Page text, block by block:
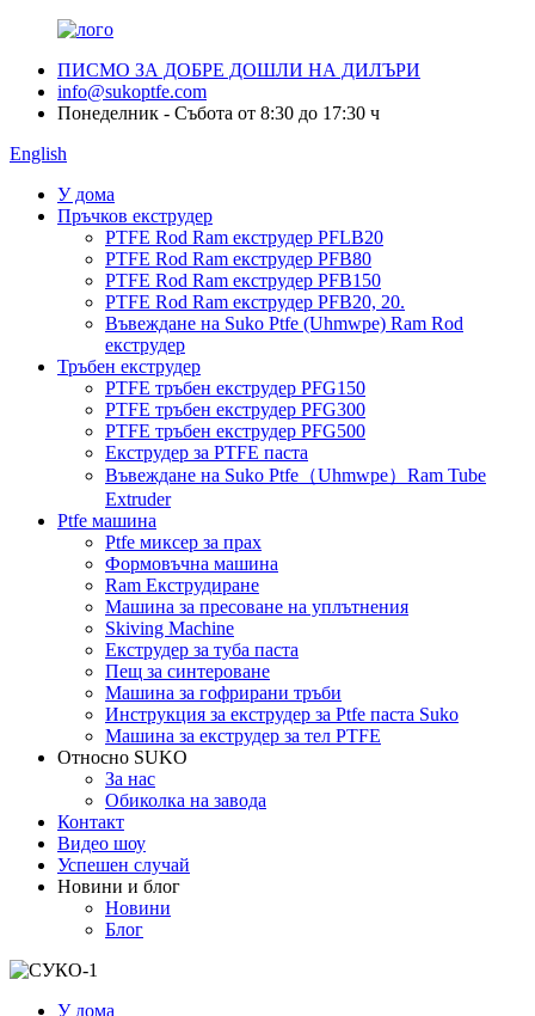
ПИСМО ЗА ДОБРЕ ДОШЛИ НА ДИЛЪРИ
info@sukoptfe.com
Понеделник - Събота от 8:30 до 17:30 ч
English
У дома
Пръчков екструдер
PTFE Rod Ram екструдер PFLB20
PTFE Rod Ram екструдер PFB80
PTFE Rod Ram екструдер PFB150
PTFE Rod Ram екструдер PFB20, 20.
Въвеждане на Suko Ptfe (Uhmwpe) Ram Rod
екструдер
Тръбен екструдер
PTFE тръбен екструдер PFG150
PTFE тръбен екструдер PFG300
PTFE тръбен екструдер PFG500
Екструдер за PTFE паста
Въвеждане на Suko Ptfe（Uhmwpe）Ram Tube
Extruder
Ptfe машина
Ptfe миксер за прах
Формовъчна машина
Ram Екструдиране
Машина за пресоване на уплътнения
Skiving Machine
Екструдер за туба паста
Пещ за синтероване
Машина за гофрирани тръби
Инструкция за екструдер за Ptfe паста Suko
Машина за екструдер за тел PTFE
Относно SUKO
За нас
Обиколка на завода
Контакт
Видео шоу
Успешен случай
Новини и блог
Новини
Блог
У дома